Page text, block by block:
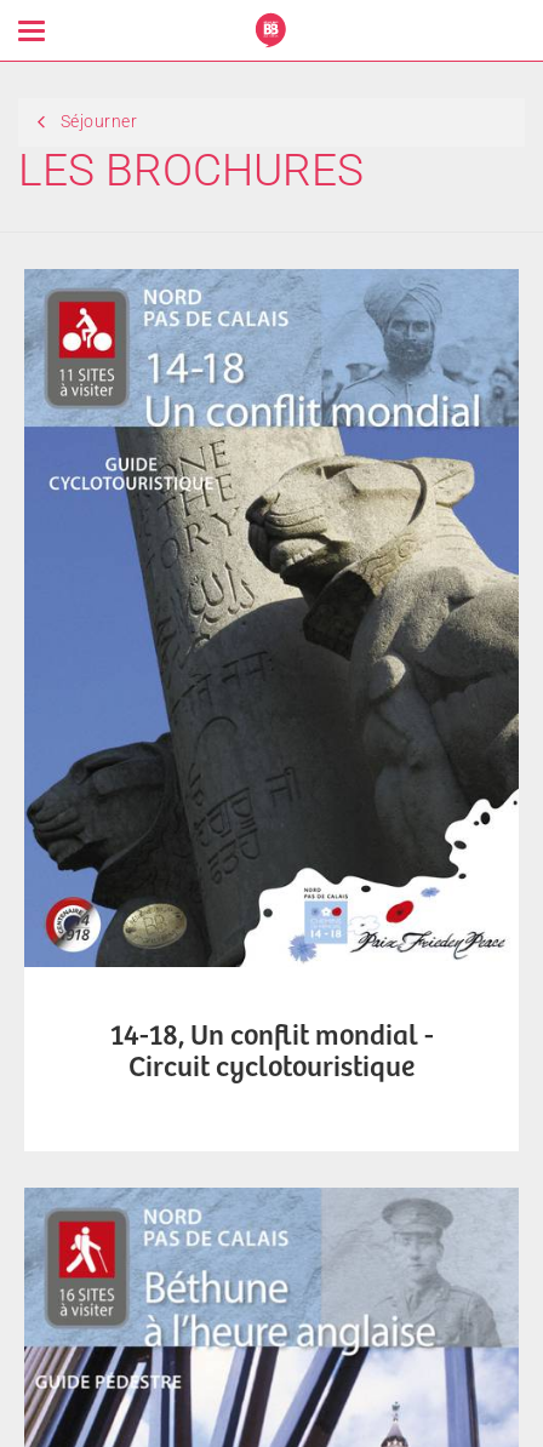
Toggle
navigation
Séjourner
LES BROCHURES
14-18, Un conflit mondial -
Circuit cyclotouristique